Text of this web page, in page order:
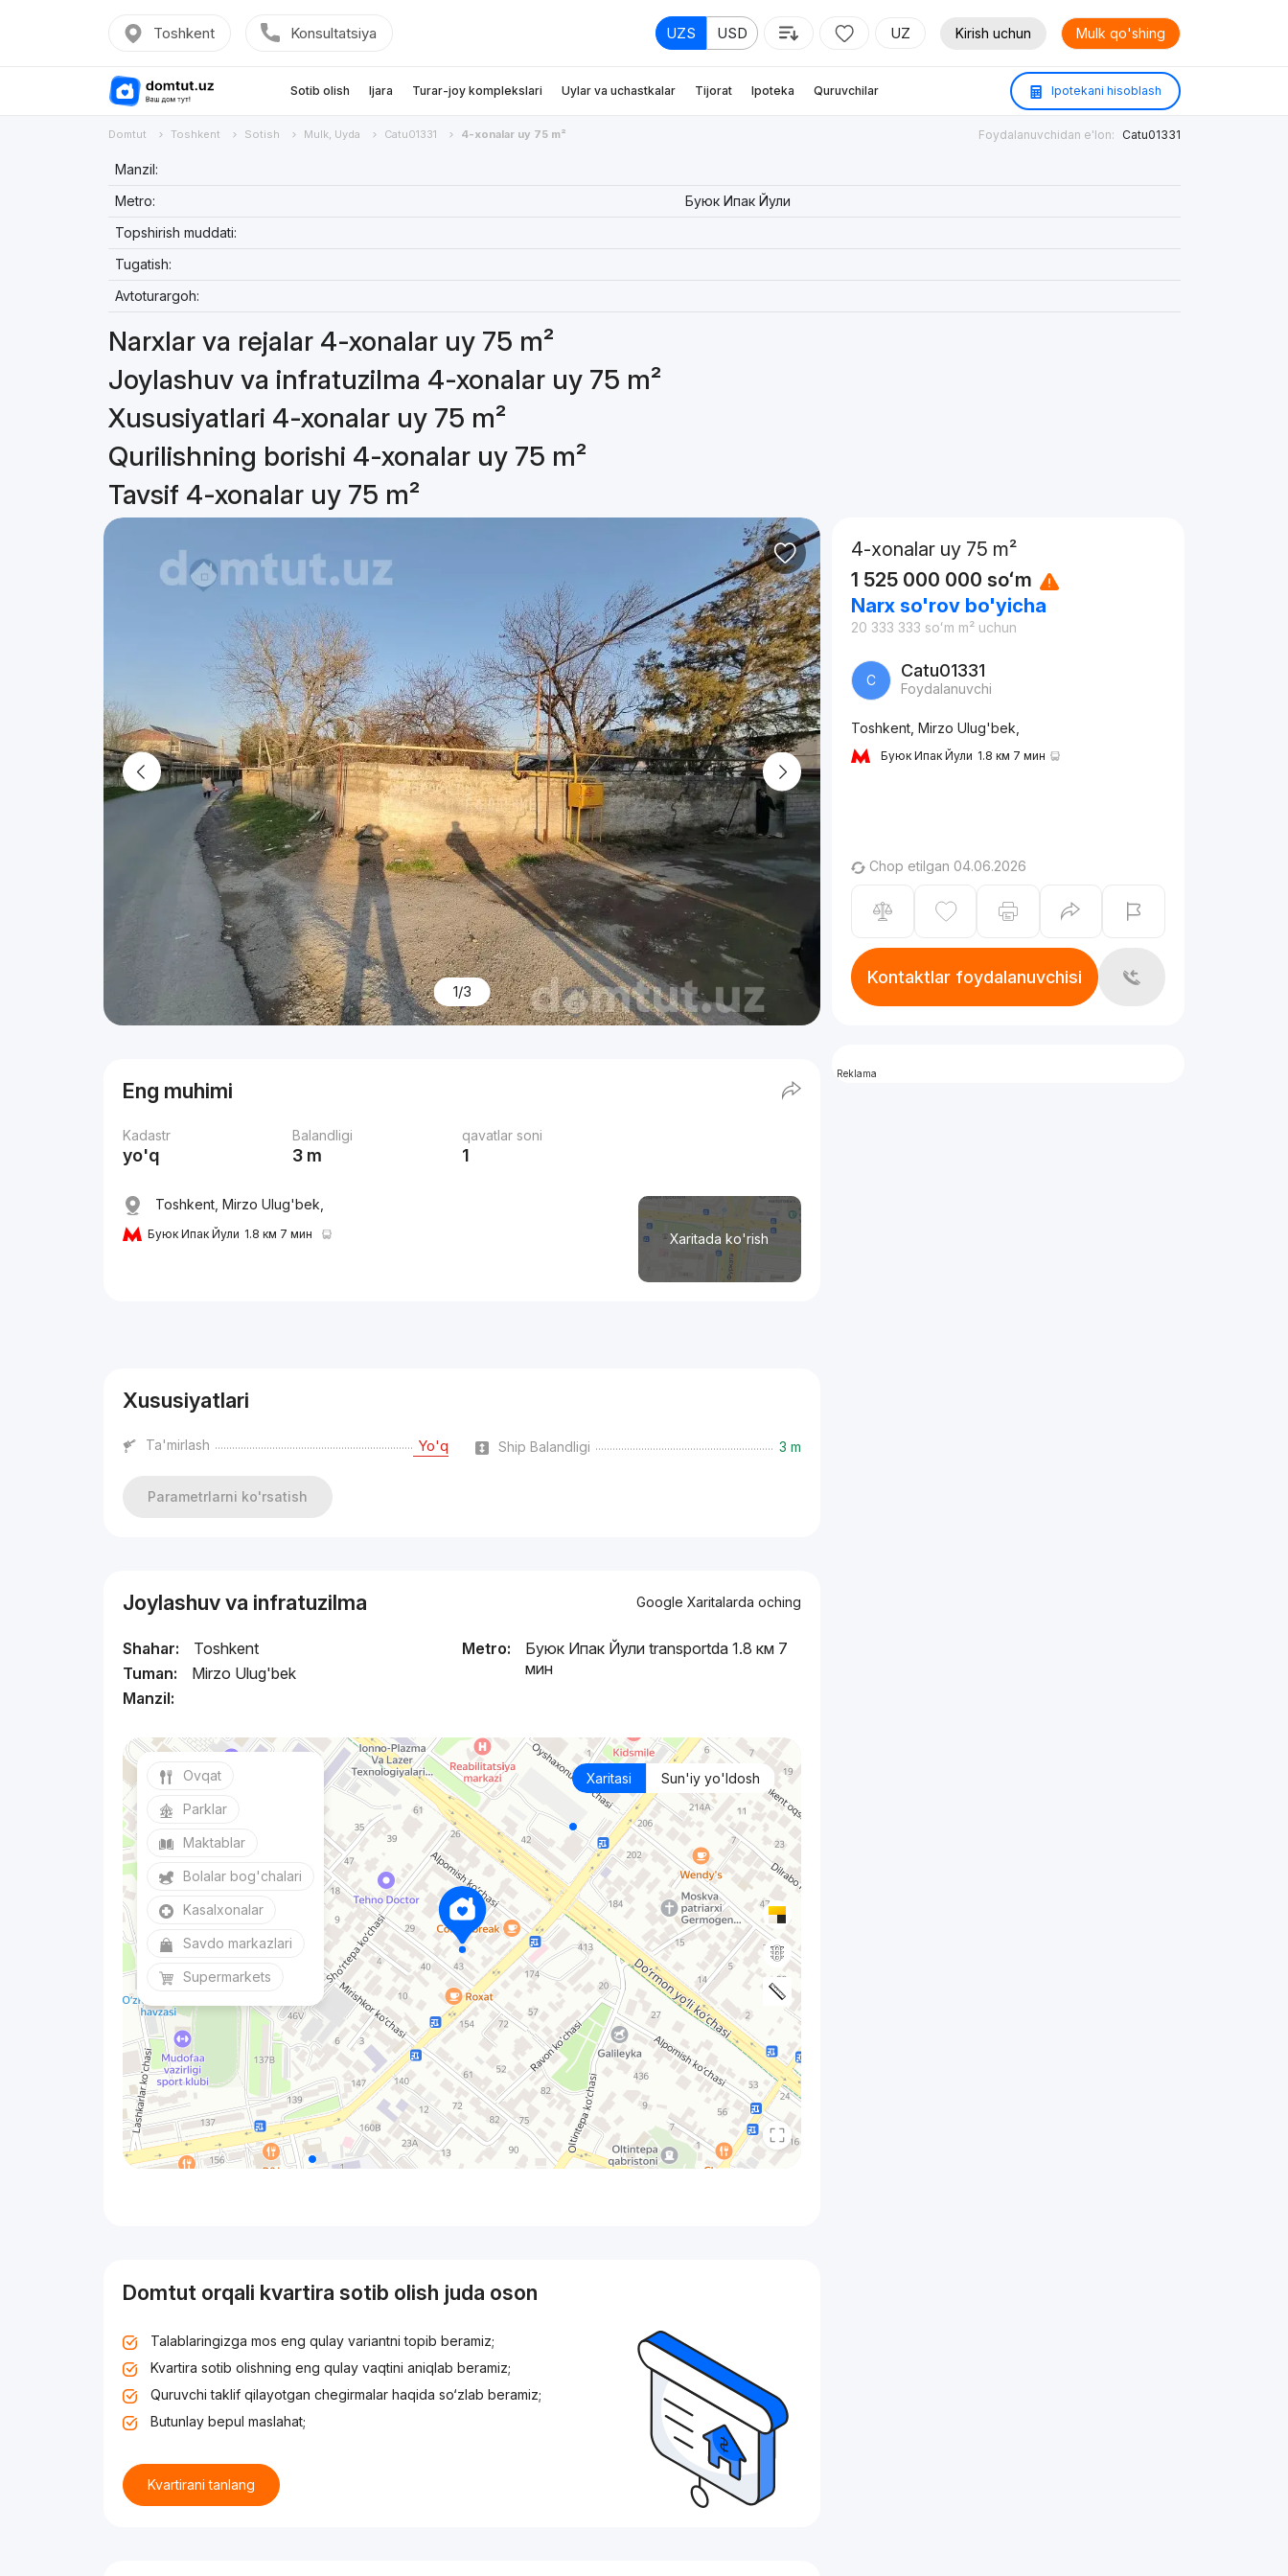
Toshkent Konsultatsiya UZS USD UZ Kirish uchun Mulk qo'shing
Sotib olish Ijara Turar-joy komplekslari Uylar va uchastkalar Tijorat Ipoteka Quruvchilar Ipotekani hisoblash
Domtut Toshkent Sotish Mulk, Uyda Catu01331 4-xonalar uy 75 m² Foydalanuvchidan e'lon: Catu01331
Manzil:
Metro:
Буюк Ипак Йули
Topshirish muddati:
Tugatish:
Avtoturargoh:
Narxlar va rejalar 4-xonalar uy 75 m²
Joylashuv va infratuzilma 4-xonalar uy 75 m²
Xususiyatlari 4-xonalar uy 75 m²
Qurilishning borishi 4-xonalar uy 75 m²
Tavsif 4-xonalar uy 75 m²
1/3
Eng muhimi
Kadastr
yo'q
Balandligi
3 m
qavatlar soni
1
Xaritada ko'rish
Toshkent, Mirzo Ulug'bek,
Буюк Ипак Йули 1.8 км 7 мин
Xususiyatlari
Ta'mirlash Yo'q Ship Balandligi 3 m
Parametrlarni ko'rsatish
Joylashuv va infratuzilma Google Xaritalarda oching
Shahar:
Toshkent
Tuman:
Mirzo Ulug'bek
Manzil:
Metro:
Буюк Ипак Йули transportda 1.8 км 7
мин
Xaritasi Sun'iy yo'ldosh
Ovqat
Parklar
Maktablar
Bolalar bog'chalari
Kasalxonalar
Savdo markazlari
Supermarkets
Domtut orqali kvartira sotib olish juda oson
Talablaringizga mos eng qulay variantni topib beramiz;
Kvartira sotib olishning eng qulay vaqtini aniqlab beramiz;
Quruvchi taklif qilayotgan chegirmalar haqida so‘zlab beramiz;
Butunlay bepul maslahat;
Kvartirani tanlang
4-xonalar uy 75 m²
1 525 000 000 soʻm
Narx so'rov bo'yicha
20 333 333 soʻm m² uchun
C Catu01331
Foydalanuvchi
Toshkent, Mirzo Ulug'bek,
Буюк Ипак Йули 1.8 км 7 мин
Chop etilgan 04.06.2026
Kontaktlar foydalanuvchisi
Reklama